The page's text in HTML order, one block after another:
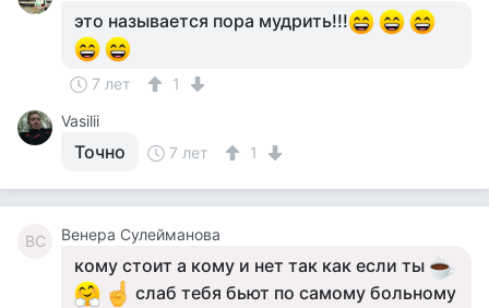
это называется пора мудрить!!!
7 лет
1
Vasilii
Точно 7 лет 1
ВС Венера Сулейманова
кому стоит а кому и нет так как если ты
слаб тебя бьют по самому больному